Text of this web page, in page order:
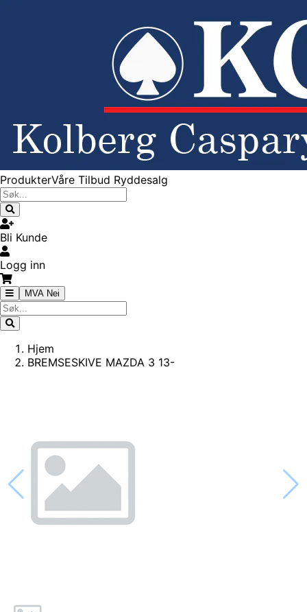
ProdukterVåre Tilbud Ryddesalg
Bli Kunde
Logg inn
MVA Nei
Hjem
BREMSESKIVE MAZDA 3 13-